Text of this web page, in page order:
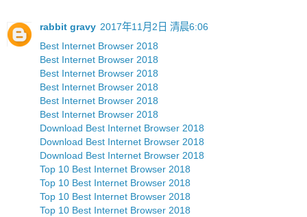
rabbit gravy 2017年11月2日 清晨6:06
Best Internet Browser 2018
Best Internet Browser 2018
Best Internet Browser 2018
Best Internet Browser 2018
Best Internet Browser 2018
Best Internet Browser 2018
Download Best Internet Browser 2018
Download Best Internet Browser 2018
Download Best Internet Browser 2018
Top 10 Best Internet Browser 2018
Top 10 Best Internet Browser 2018
Top 10 Best Internet Browser 2018
Top 10 Best Internet Browser 2018